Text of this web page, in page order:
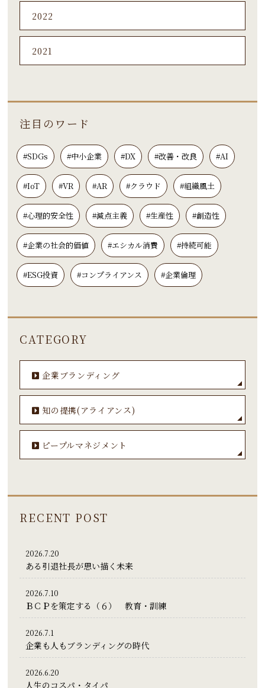
2022
2021
注目のワード
#SDGs #中小企業 #DX #改善・改良 #AI
#IoT #VR #AR #クラウド #組織風土
#心理的安全性 #減点主義 #生産性 #創造性
#企業の社会的価値 #エシカル消費 #持続可能
#ESG投資 #コンプライアンス #企業倫理
CATEGORY
企業ブランディング
知の提携(アライアンス)
ピープルマネジメント
RECENT POST
2026.7.20
ある引退社長が思い描く未来
2026.7.10
ＢＣＰを策定する（６） 教育・訓練
2026.7.1
企業も人もブランディングの時代
2026.6.20
人生のコスパ・タイパ